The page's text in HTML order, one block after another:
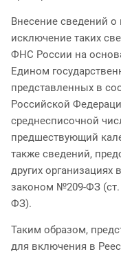
Внесение сведений
исключение таких
ФНС России на
Едином
представленных в
Российской
среднесписочной
предшествующий
также сведений,
других
законом №209-ФЗ
ФЗ).
Таким образом,
для включения в